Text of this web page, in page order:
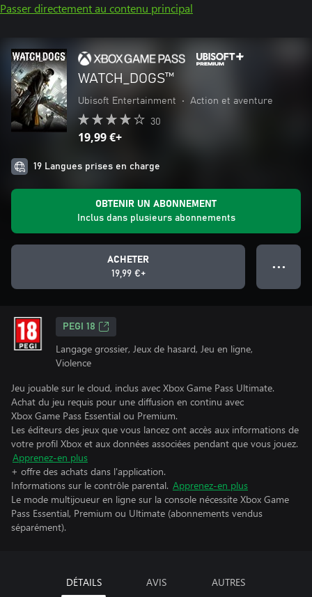
Passer directement au contenu principal
WATCH_DOGS™
Ubisoft Entertainment • Action et aventure
30
19,99 €+
19 Langues prises en charge
OBTENIR UN ABONNEMENT
Inclus dans plusieurs abonnements
ACHETER
19,99 €+
● ● ●
PEGI 18
Langage grossier, Jeux de hasard, Jeu en ligne,
Violence
Jeu jouable sur le cloud, inclus avec Xbox Game Pass Ultimate.
Achat du jeu requis pour une diffusion en continu avec
Xbox Game Pass Essential ou Premium.
Les éditeurs des jeux que vous lancez ont accès aux informations de
votre profil Xbox et aux données associées pendant que vous jouez.
Apprenez-en plus
+ offre des achats dans l'application.
Informations sur le contrôle parental. Apprenez-en plus
Le mode multijoueur en ligne sur la console nécessite Xbox Game
Pass Essential, Premium ou Ultimate (abonnements vendus
séparément).
DÉTAILS AVIS AUTRES